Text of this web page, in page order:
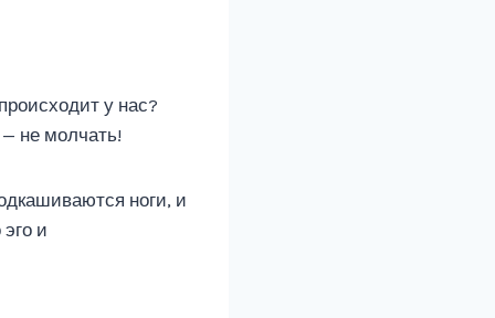
у нас?
не молчать!
ноги, и
и